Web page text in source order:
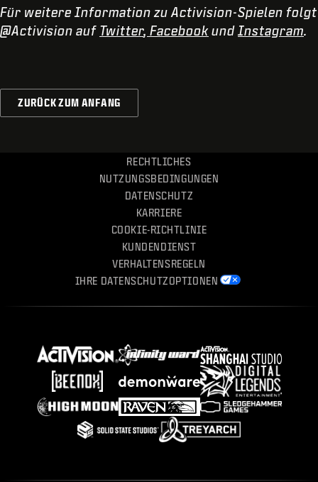
Für weitere Information zu Activision-Spielen folgt
@Activision auf Twitter, Facebook und Instagram.
ZURÜCK ZUM ANFANG
RECHTLICHES
NUTZUNGSBEDINGUNGEN
DATENSCHUTZ
KARRIERE
COOKIE-RICHTLINIE
KUNDENDIENST
VERHALTENSREGELN
IHRE DATENSCHUTZOPTIONEN